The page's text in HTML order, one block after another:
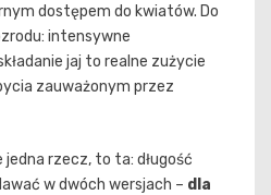
dostępem do kwiatów. Do
intensywne
jaj to realne zużycie
zauważonym przez
rzecz, to ta: długość
w dwóch wersjach – dla